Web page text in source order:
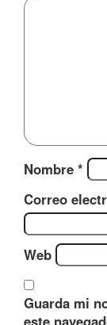
Nombre *
Correo
Web
Guarda mi
este